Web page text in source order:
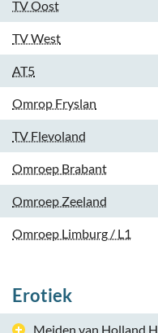
TV Oost
TV West
AT5
Omrop Fryslan
TV Flevoland
Omroep Brabant
Omroep Zeeland
Omroep Limburg / L1
Erotiek
Meiden van Holland